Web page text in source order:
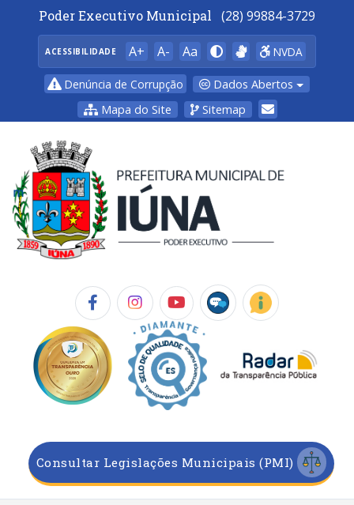
Poder Executivo Municipal (28) 99884-3729
ACESSIBILIDADE A+ A- Aa NVDA
Denúncia de Corrupção
Dados Abertos
Mapa do Site
Sitemap
Consultar Legislações Municipais (PMI)